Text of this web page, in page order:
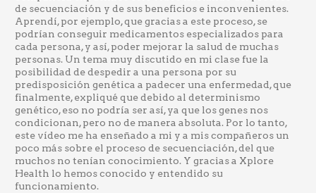
de secuenciación y de sus beneficios e inconvenientes.
Aprendí, por ejemplo, que gracias a este proceso, se
podrían conseguir medicamentos especializados para
cada persona, y así, poder mejorar la salud de muchas
personas. Un tema muy discutido en mi clase fue la
posibilidad de despedir a una persona por su
predisposición genética a padecer una enfermedad, que
finalmente, expliqué que debido al determinismo
genético, eso no podría ser así, ya que los genes nos
condicionan, pero no de manera absoluta. Por lo tanto,
este vídeo me ha enseñado a mi y a mis compañeros un
poco más sobre el proceso de secuenciación, del que
muchos no tenían conocimiento. Y gracias a Xplore
Health lo hemos conocido y entendido su
funcionamiento.